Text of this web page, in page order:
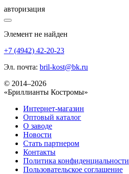
авторизация
Элемент не найден
+7 (4942) 42-20-23
Эл. почта: bril-kost@bk.ru
© 2014–2026
«Бриллианты Костромы»
Интернет-магазин
Оптовый каталог
О заводе
Новости
Стать партнером
Контакты
Политика конфиденциальности
Пользовательское соглашение